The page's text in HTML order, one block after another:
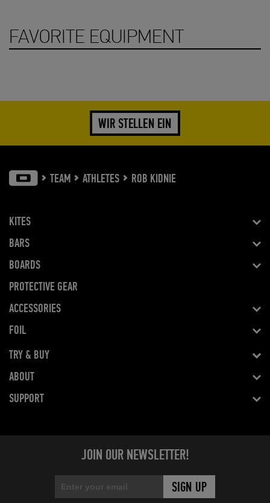
FAVORITE EQUIPMENT
WIR STELLEN EIN
TEAM ATHLETES ROB KIDNIE
KITES
BARS
BOARDS
PROTECTIVE GEAR
ACCESSORIES
FOIL
TRY & BUY
ABOUT
SUPPORT
JOIN OUR NEWSLETTER!